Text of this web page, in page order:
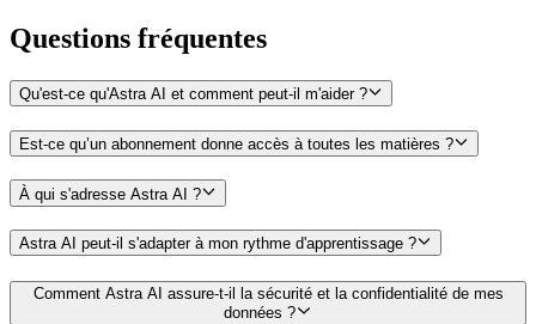
Questions fréquentes
Qu'est-ce qu'Astra AI et comment peut-il m'aider ?
Est-ce qu’un abonnement donne accès à toutes les matières ?
À qui s'adresse Astra AI ?
Astra AI peut-il s'adapter à mon rythme d'apprentissage ?
Comment Astra AI assure-t-il la sécurité et la confidentialité de mes
données ?